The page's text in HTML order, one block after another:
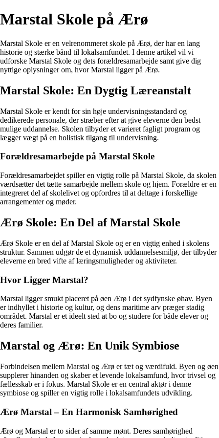
Marstal Skole på Ærø
Marstal Skole er en velrenommeret skole på Ærø, der har en lang
historie og stærke bånd til lokalsamfundet. I denne artikel vil vi
udforske Marstal Skole og dets forældresamarbejde samt give dig
nyttige oplysninger om, hvor Marstal ligger på Ærø.
Marstal Skole: En Dygtig Læreanstalt
Marstal Skole er kendt for sin høje undervisningsstandard og
dedikerede personale, der stræber efter at give eleverne den bedst
mulige uddannelse. Skolen tilbyder et varieret fagligt program og
lægger vægt på en holistisk tilgang til undervisning.
Forældresamarbejde på Marstal Skole
Forældresamarbejdet spiller en vigtig rolle på Marstal Skole, da skolen
værdsætter det tætte samarbejde mellem skole og hjem. Forældre er en
integreret del af skolelivet og opfordres til at deltage i forskellige
arrangementer og møder.
Ærø Skole: En Del af Marstal Skole
Ærø Skole er en del af Marstal Skole og er en vigtig enhed i skolens
struktur. Sammen udgør de et dynamisk uddannelsesmiljø, der tilbyder
eleverne en bred vifte af læringsmuligheder og aktiviteter.
Hvor Ligger Marstal?
Marstal ligger smukt placeret på øen Ærø i det sydfynske øhav. Byen
er indhyllet i historie og kultur, og dens maritime arv præger stadig
området. Marstal er et ideelt sted at bo og studere for både elever og
deres familier.
Marstal og Ærø: En Unik Symbiose
Forbindelsen mellem Marstal og Ærø er tæt og værdifuld. Byen og øen
supplerer hinanden og skaber et levende lokalsamfund, hvor trivsel og
fællesskab er i fokus. Marstal Skole er en central aktør i denne
symbiose og spiller en vigtig rolle i lokalsamfundets udvikling.
Ærø Marstal – En Harmonisk Samhørighed
Ærø og Marstal er to sider af samme mønt. Deres samhørighed